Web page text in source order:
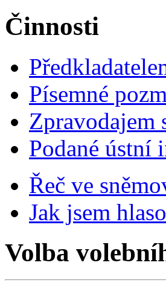
Činnosti
Písemné
Zpravodajem
Podané ústní
Řeč ve
Jak jsem
Volba